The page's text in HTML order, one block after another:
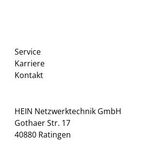
Service
Karriere
Kontakt
HEIN Netzwerktechnik GmbH
Gothaer Str. 17
40880 Ratingen